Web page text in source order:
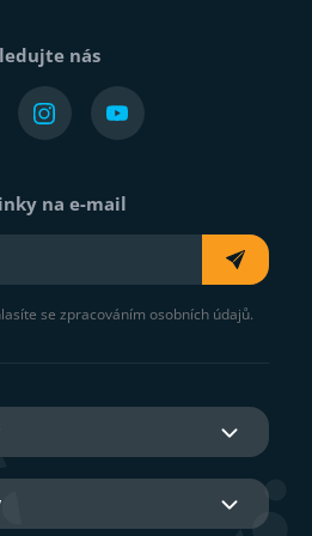
nás
na e-mail
se zpracováním osobních údajů.